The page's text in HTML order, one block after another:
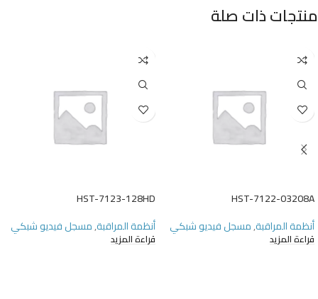
منتجات ذات صلة
HST-7122-03208A
أنظمة المراقبة,مسجل فيديو شبكي
قراءة المزيد
HST-7123-128HD
أنظمة المراقبة,مسجل فيديو شبكي
قراءة المزيد